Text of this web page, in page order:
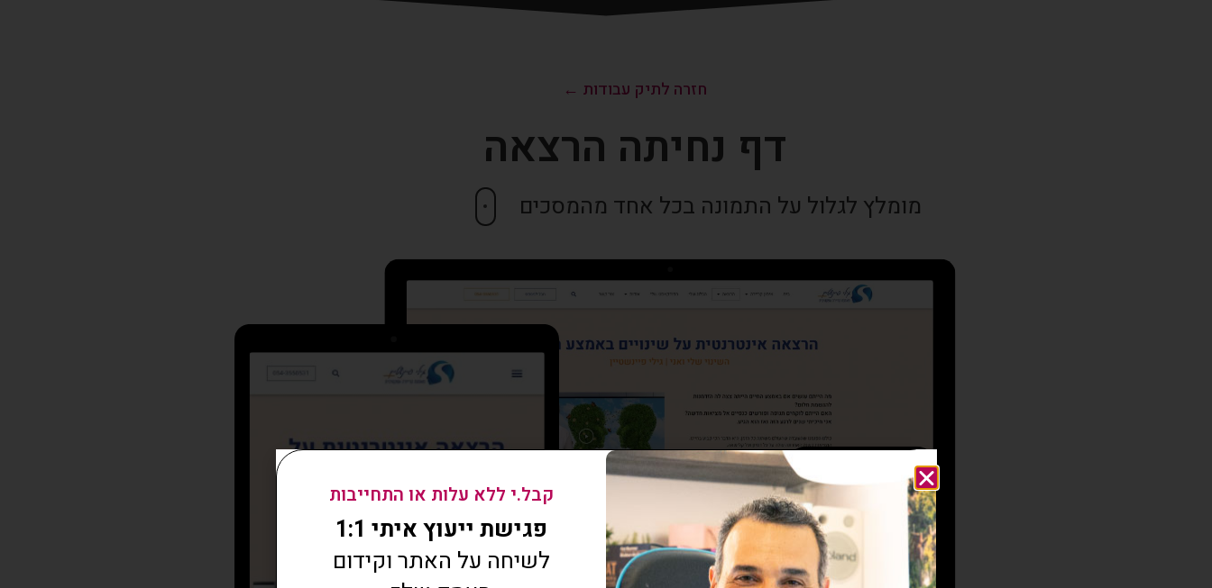
חזרה לתיק עבודות ←
דף נחיתה הרצאה
מומלץ לגלול על התמונה בכל אחד מהמסכים
קבל.י ללא עלות או התחייבות
פגישת ייעוץ איתי 1:1
לשיחה על האתר וקידום